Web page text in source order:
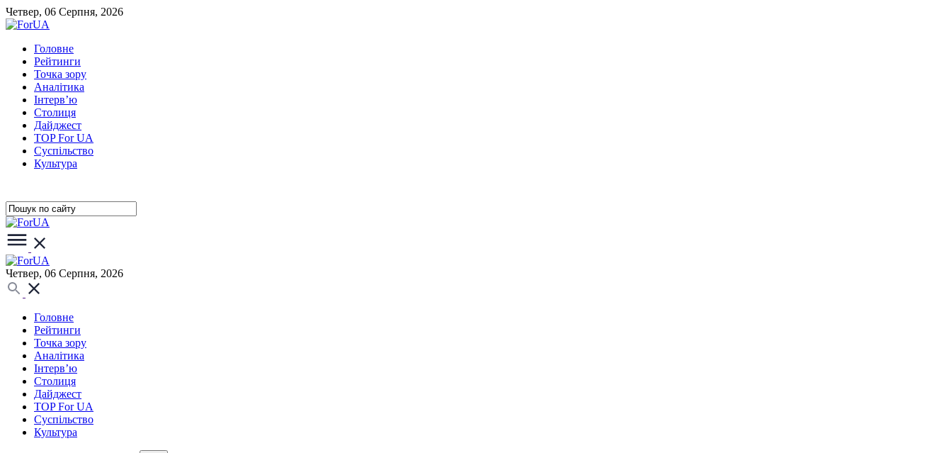
Четвер, 06 Серпня, 2026
Головне
Рейтинги
Точка зору
Аналітика
Інтерв’ю
Столиця
Дайджест
TOP For UA
Суспiльство
Культура
Четвер, 06 Серпня, 2026
Головне
Рейтинги
Точка зору
Аналітика
Інтерв’ю
Столиця
Дайджест
TOP For UA
Суспiльство
Культура